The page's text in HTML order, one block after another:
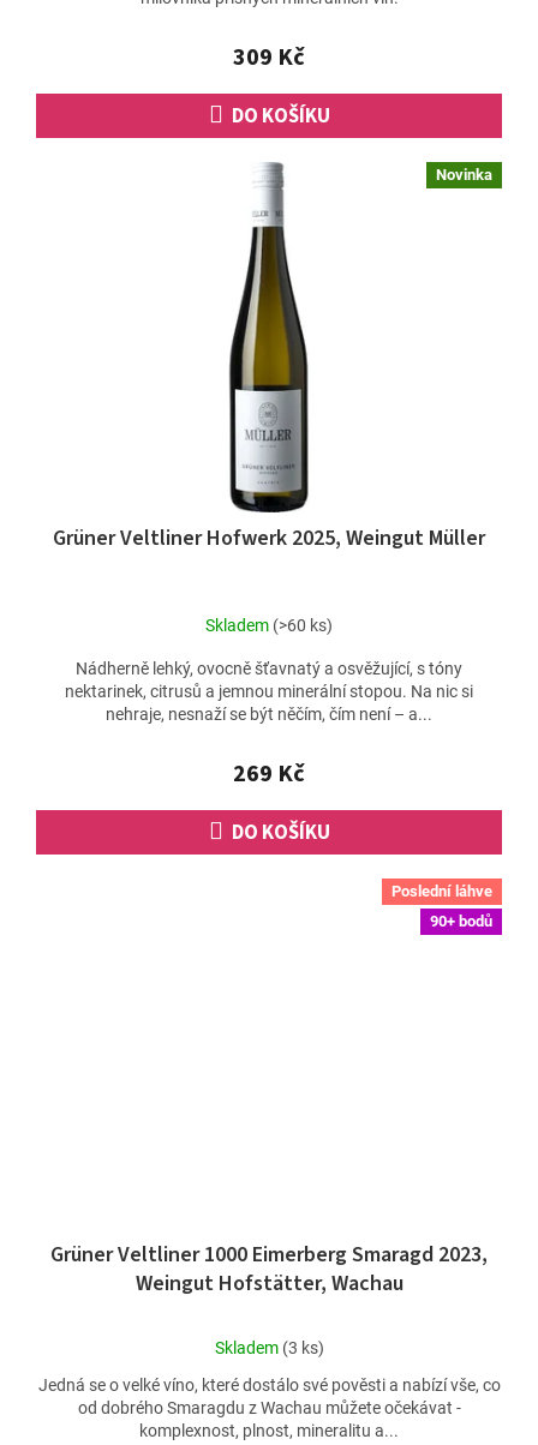
309 Kč
DO KOŠÍKU
Novinka
Grüner Veltliner Hofwerk 2025, Weingut Müller
Skladem (>60 ks)
269 Kč
DO KOŠÍKU
Nádherně lehký, ovocně šťavnatý a osvěžující, s tóny
nektarinek, citrusů a jemnou minerální stopou. Na nic si
nehraje, nesnaží se být něčím, čím není – a...
Poslední láhve
90+ bodů
Grüner Veltliner 1000 Eimerberg Smaragd 2023,
Weingut Hofstätter, Wachau
Průměrné
produktu
je
4,7
Skladem (3 ks)
Jedná se o velké víno, které dostálo své pověsti a nabízí vše, co
od dobrého Smaragdu z Wachau můžete očekávat -
komplexnost, plnost, mineralitu a...